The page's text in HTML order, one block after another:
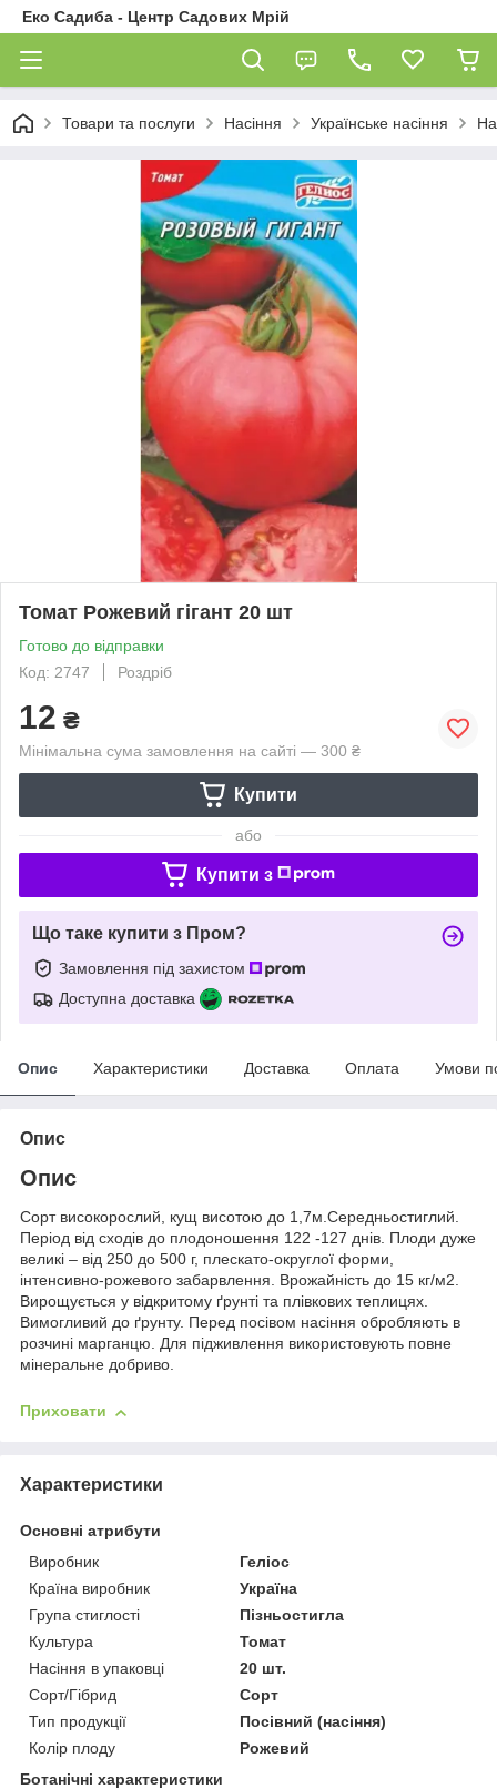
Еко Садиба - Центр Садових Мрій
Товари та послуги Насіння Українське насіння
Томат Рожевий гігант 20 шт
Готово до відправки
Код: 2747
Роздріб
12 ₴
Мінімальна сума замовлення на сайті — 300 ₴
Купити
або
Купити з
Що таке купити з Пром?
Замовлення під захистом
Доступна доставка
Опис Характеристики Доставка Оплата Умови
Опис
Опис
Сорт високорослий, кущ висотою до 1,7м.Середньостиглий.
Період від сходів до плодоношення 122 -127 днів. Плоди дуже
великі – від 250 до 500 г, плескато-округлої форми,
інтенсивно-рожевого забарвлення. Врожайність до 15 кг/м2.
Вирощується у відкритому ґрунті та плівкових теплицях.
Вимогливий до ґрунту. Перед посівом насіння обробляють в
розчині марганцю. Для підживлення використовують повне
мінеральне добриво.
Приховати
Характеристики
Основні атрибути
Виробник
Геліос
Країна виробник
Україна
Група стиглості
Пізньостигла
Культура
Томат
Насіння в упаковці
20 шт.
Сорт/Гібрид
Сорт
Тип продукції
Посівний (насіння)
Колір плоду
Рожевий
Ботанічні характеристики